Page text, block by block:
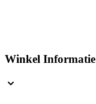
Winkel Informatie